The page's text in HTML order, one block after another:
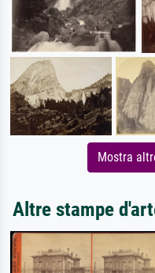
Mostra
Altre stampe